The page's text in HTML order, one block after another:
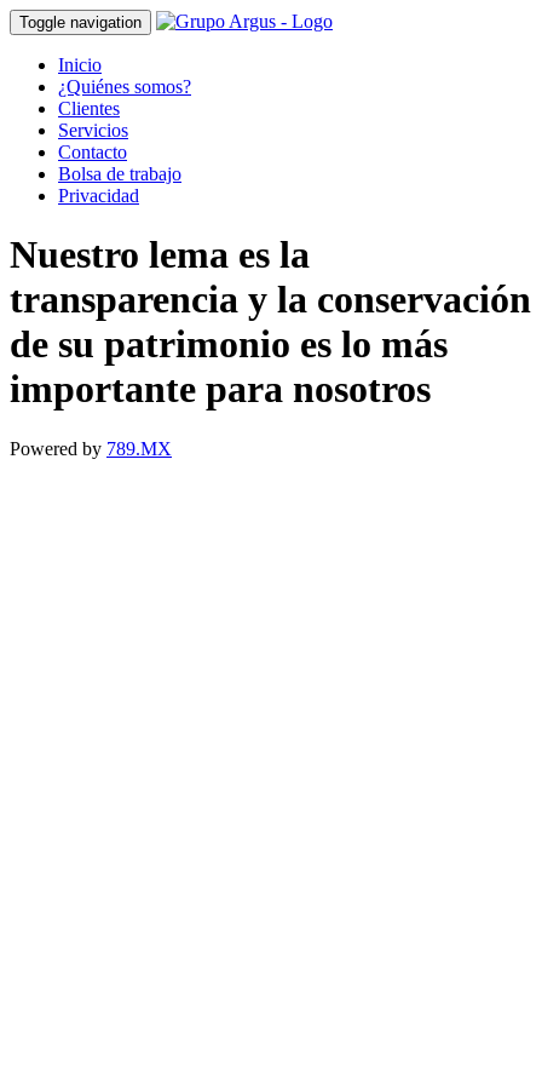
Toggle navigation
Inicio
¿Quiénes somos?
Clientes
Servicios
Contacto
Bolsa de trabajo
Privacidad
Nuestro lema es la
transparencia y la conservación
de su patrimonio es lo más
importante para nosotros
Powered by 789.MX